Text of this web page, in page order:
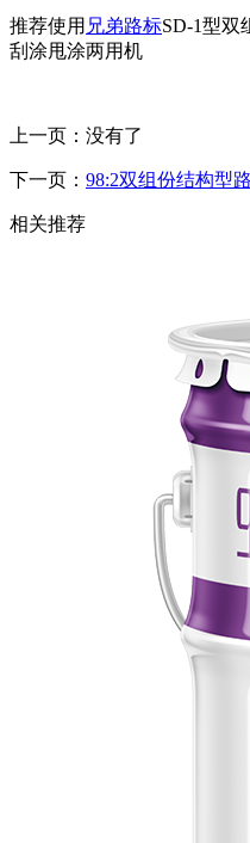
推荐使用 兄弟路标SD-1型双
刮涂甩涂两用机
上一页：没有了
下一页： 98:2双组份结构型
相关推荐